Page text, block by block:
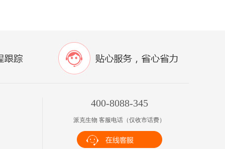
400-8088-345
派克生物 客服电话（仅收市话费）